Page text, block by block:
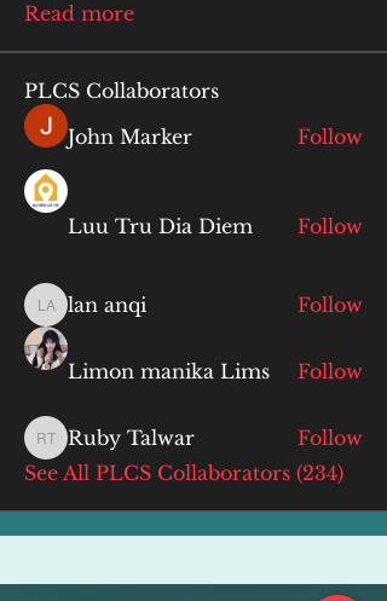
Read more
PLCS Collaborators
John Marker
Follow
Luu Tru Dia Diem Follow
lan anqi
lan anqi Follow
Limon manika Lims Follow
Ruby Talwar
Ruby Talwar
Follow
See All PLCS Collaborators (234)